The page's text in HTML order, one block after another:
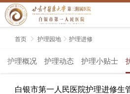
首页  护理园地  护理进修
护理概况 护理动态 护理小贴士
白银市第一人民医院护理进修生